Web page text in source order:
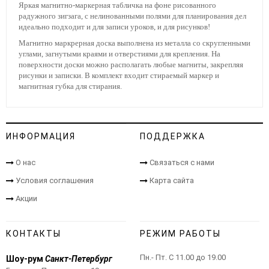
Яркая магнитно-маркерная табличка на фоне рисованного
радужного зигзага, с нелинованными полями для планирования дел
идеально подходит и для записи уроков, и для рисунков!
Магнитно маркрерная доска выполнена из металла со скругленными
углами, загнутыми краями и отверстиями для крепления. На
поверхности доски можно располагать любые магниты, закрепляя
рисунки и записки. В комплект входит стираемый маркер и
магнитная губка для стирания.
ИНФОРМАЦИЯ
О нас
Условия соглашения
Акции
ПОДДЕРЖКА
Связаться с нами
Карта сайта
КОНТАКТЫ
Шоу-рум Санкт-Петербург
РЕЖИМ РАБОТЫ
Пн.- Пт. С 11.00 до 19.00